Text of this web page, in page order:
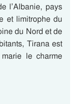
l’Albanie, pays
et limitrophe du
du Nord et de
Tirana est
le charme